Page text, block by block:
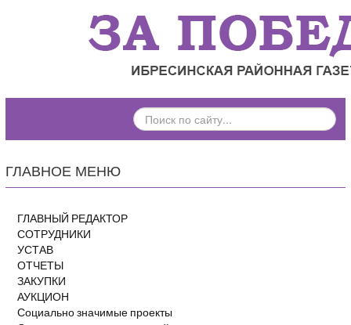
ПОИСК
ПО
ГЛАВНОЕ МЕНЮ
ГЛАВНЫЙ РЕДАКТОР
СОТРУДНИКИ
УСТАВ
ОТЧЕТЫ
ЗАКУПКИ
АУКЦИОН
Социально значимые проекты